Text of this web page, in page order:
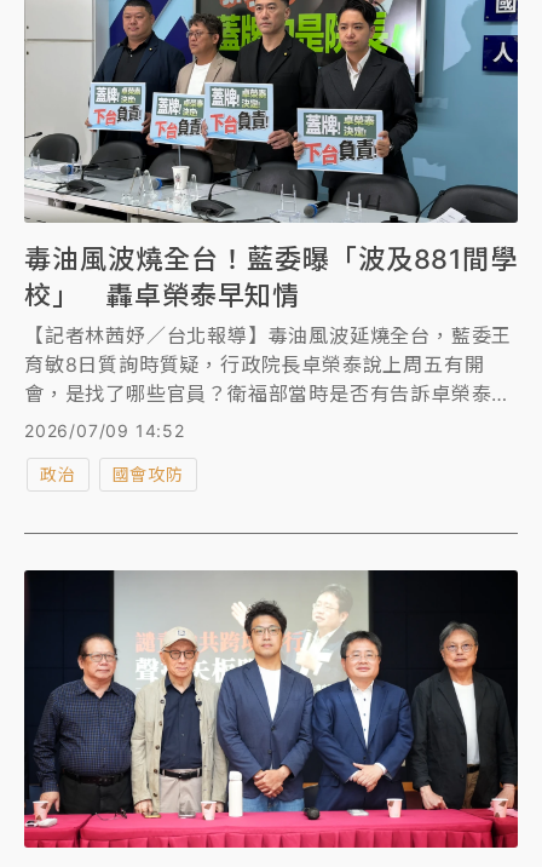
毒油風波燒全台！藍委曝「波及881間學
校」 轟卓榮泰早知情
【記者林茜妤／台北報導】毒油風波延燒全台，藍委王
育敏8日質詢時質疑，行政院長卓榮泰說上周五有開
會，是找了哪些官員？衛福部當時是否有告訴卓榮泰第
二層不必下架？還是蓋牌根本是院長的決定？衛福部長
國民黨團今（９）日舉行記者會痛批，政府棄人民健康
瑋指出，據掌握，毒油風波已經影響881間學校，包括
623間學校、258間幼兒園，此次風波已經從國人、國
軍，到校園、孩童的餐桌，遍佈各地。
2026/07/09 14:52
政治 國會攻防